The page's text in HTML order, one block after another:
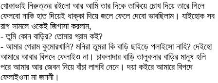
খোকাভাই নিরুত্তর রইলো আর আমি তার দিকে তাকিয়ে চোখ দিয়ে তারে গিলে
ফেলবো নাকি হাত দিয়েই ধাক্কা দিয়ে জলে ফেলে দেবো ভাবছিলাম। যাইহোক সব
রাগ সামলে ওকেই জিগাসা করলাম,
- তুমি কোন বাড়ির? তোমার গ্রাম কই?
- আমার গেরাম কুমোরখালি? মনিরা তুমরা কি বাড়ি ছাইড়ে পলাইসো নাহি? দেইহো
আমারে আবার বিপদে ফেলাইও না। চাকলাদার বাড়ি তালুকদার বাড়ির মানুষ হলি
পরে আমার আর জেবন নিয়ে বাঁচা লাগবি নেনে। দয়া কইরে আমারে বিপদে
ফেলাইওনা মা জননী।